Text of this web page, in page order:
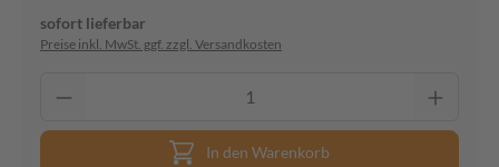
sofort lieferbar
Preise inkl. MwSt. ggf. zzgl. Versandkosten
In den Warenkorb